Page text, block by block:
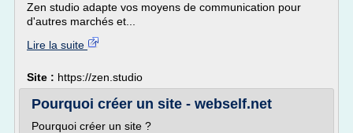
Zen studio adapte vos moyens de communication pour
d'autres marchés et...
Lire la suite
Site : https://zen.studio
Pourquoi créer un site - webself.net
Pourquoi créer un site ?